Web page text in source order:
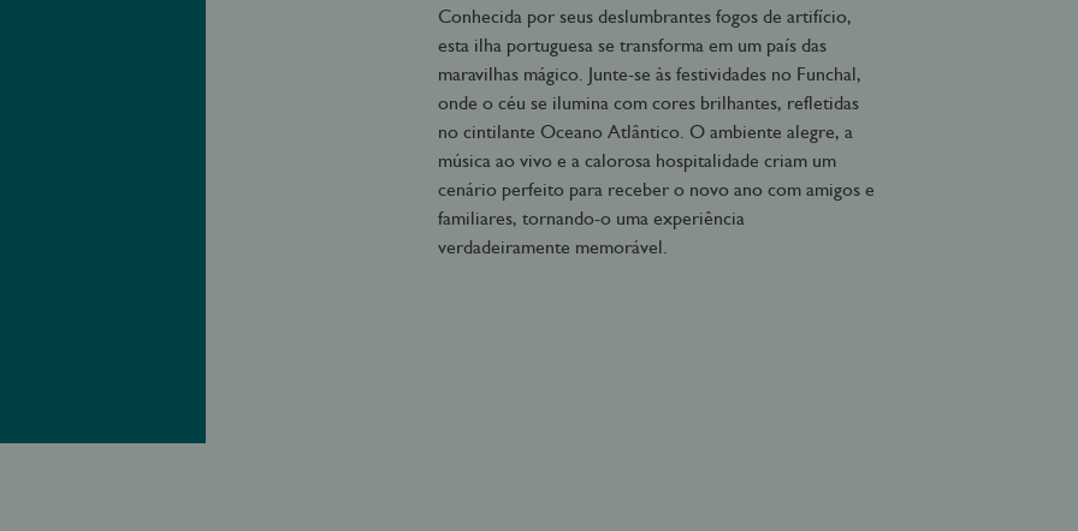
Conhecida por seus deslumbrantes fogos de artifício,
esta ilha portuguesa se transforma em um país das
maravilhas mágico. Junte-se às festividades no Funchal,
onde o céu se ilumina com cores brilhantes, refletidas
no cintilante Oceano Atlântico. O ambiente alegre, a
música ao vivo e a calorosa hospitalidade criam um
cenário perfeito para receber o novo ano com amigos e
familiares, tornando-o uma experiência
verdadeiramente memorável.